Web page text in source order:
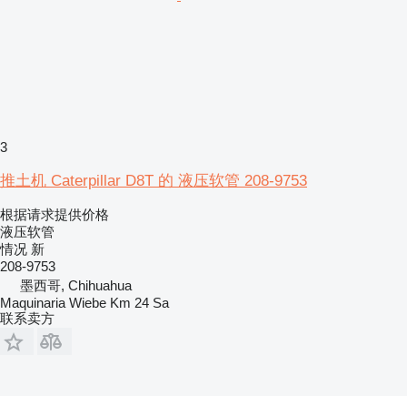
3
推土机 Caterpillar D8T 的 液压软管 208-9753
根据请求提供价格
液压软管
情况 新
208-9753
墨西哥, Chihuahua
Maquinaria Wiebe Km 24 Sa
联系卖方